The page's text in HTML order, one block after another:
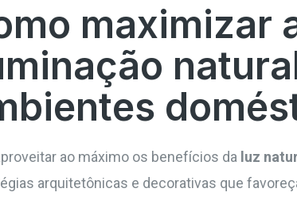
maximizar
ao máximo os benefícios da luz
arquitetônicas e decorativas que